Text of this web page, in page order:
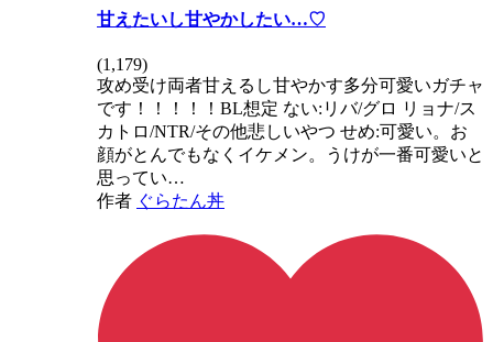
甘えたいし甘やかしたい…♡
(1,179)
攻め受け両者甘えるし甘やかす多分可愛いガチャ
です！！！！！BL想定 ない:リバ/グロ リョナ/ス
カトロ/NTR/その他悲しいやつ せめ:可愛い。お
顔がとんでもなくイケメン。うけが一番可愛いと
思ってい…
作者 ぐらたん丼